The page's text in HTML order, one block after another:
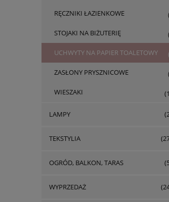
RĘCZNIKI ŁAZIENKOWE
STOJAKI NA BIŻUTERIĘ
UCHWYTY NA PAPIER TOALETOWY
ZASŁONY PRYSZNICOWE
WIESZAKI
LAMPY
TEKSTYLIA
OGRÓD, BALKON, TARAS
WYPRZEDAŻ